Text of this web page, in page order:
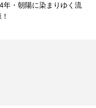
年・朝陽に染まりゆく流